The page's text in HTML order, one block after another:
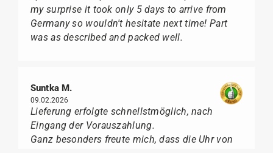
my surprise it took only 5 days to arrive from
Germany so wouldn't hesitate next time! Part
was as described and packed well.
Suntka M.
09.02.2026
Lieferung erfolgte schnellstmöglich, nach
Eingang der Vorauszahlung.
Ganz besonders freute mich, dass die Uhr von